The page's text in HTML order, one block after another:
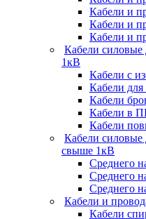
Кабели и
Кабели и
Кабели и
Кабели силовые
1кВ
Кабели c
Кабели
Кабели
Кабели в
Кабели
Кабели силовые
свыше 1кВ
Среднего
Среднего
Среднего
Кабели и
Кабели